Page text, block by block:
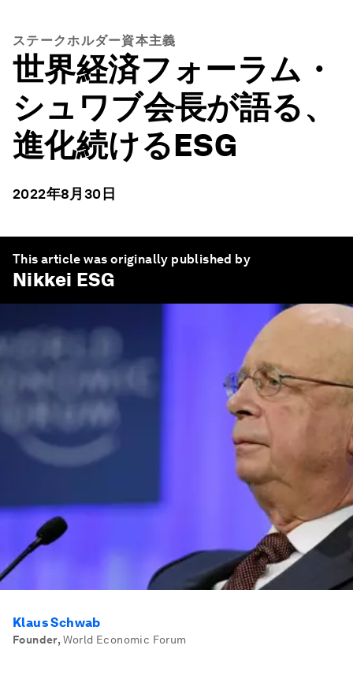
ステークホルダー資本主義
世界経済フォーラム・
シュワブ会長が語る、
進化続けるESG
2022年8月30日
This article was originally published by
Nikkei ESG
Klaus Schwab
Founder, World Economic Forum